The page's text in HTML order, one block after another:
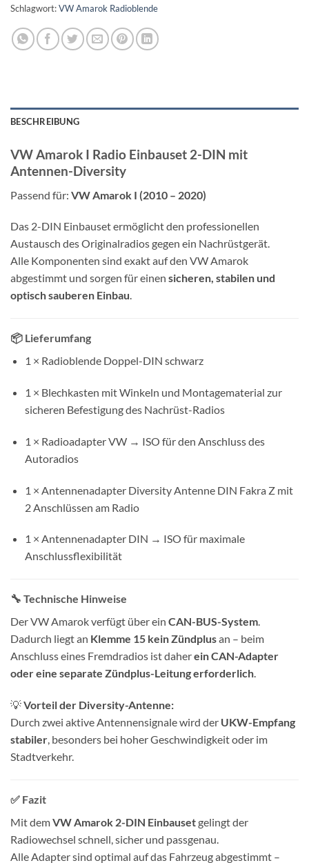
Schlagwort:VW Amarok Radioblende
BESCHREIBUNG
VW Amarok I Radio Einbauset 2-DIN mit
Antennen-Diversity
Passend für: VW Amarok I (2010 – 2020)
Das 2-DIN Einbauset ermöglicht den professionellen
Austausch des Originalradios gegen ein Nachrüstgerät.
Alle Komponenten sind exakt auf den VW Amarok
abgestimmt und sorgen für einen sicheren, stabilen und
optisch sauberen Einbau.
📦 Lieferumfang
1 × Radioblende Doppel-DIN schwarz
1 × Blechkasten mit Winkeln und Montagematerial zur
sicheren Befestigung des Nachrüst-Radios
1 × Radioadapter VW → ISO für den Anschluss des
Autoradios
1 × Antennenadapter Diversity Antenne DIN Fakra Z mit
2 Anschlüssen am Radio
1 × Antennenadapter DIN → ISO für maximale
Anschlussflexibilität
🔧 Technische Hinweise
Der VW Amarok verfügt über ein CAN-BUS-System.
Dadurch liegt an Klemme 15 kein Zündplusan – beim
Anschluss eines Fremdradios ist daherein CAN-Adapter
oder eine separate Zündplus-Leitung erforderlich.
💡Vorteil der Diversity-Antenne:
Durch zwei aktive Antennensignale wird der UKW-Empfang
stabiler, besonders bei hoher Geschwindigkeit oder im
Stadtverkehr.
✅ Fazit
Mit demVW Amarok 2-DIN Einbausetgelingt der
Radiowechsel schnell, sicher und passgenau.
Alle Adapter sind optimal auf das Fahrzeug abgestimmt –